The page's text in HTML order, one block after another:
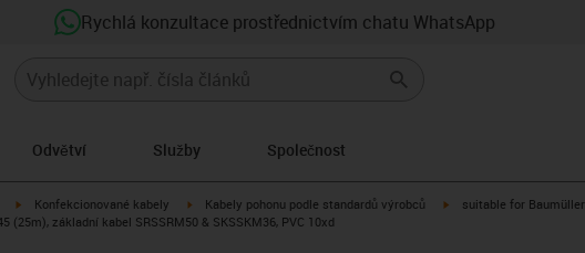
Rychlá konzultace prostřednictvím chatu WhatsApp
Odvětví Služby Společnost
igus-icon-arrow-right
Konfekcionované kabely igus-icon-arrow-right
Kabely pohonu podle standardů výrobců igus-icon-arrow-right
suitable for Baumüller
(25m), základní kabel SRSSRM50 & SKSSKM36, PVC 10xd